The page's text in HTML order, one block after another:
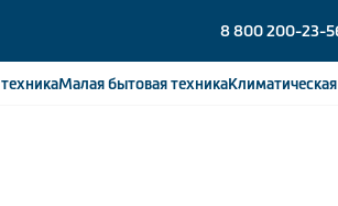
8 800 200-23-
техникаМалая бытоваятехникаКлиматическая